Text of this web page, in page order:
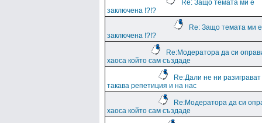
Re: Защо темата ми е
заключена !?!?
Re: Защо темата ми е
заключена !?!?
Re:Модератора да си
хаоса който сам създаде
Re:Дали не ни разиграват
такава репетиция и на нас
Re:Модератора да си
хаоса който сам създаде